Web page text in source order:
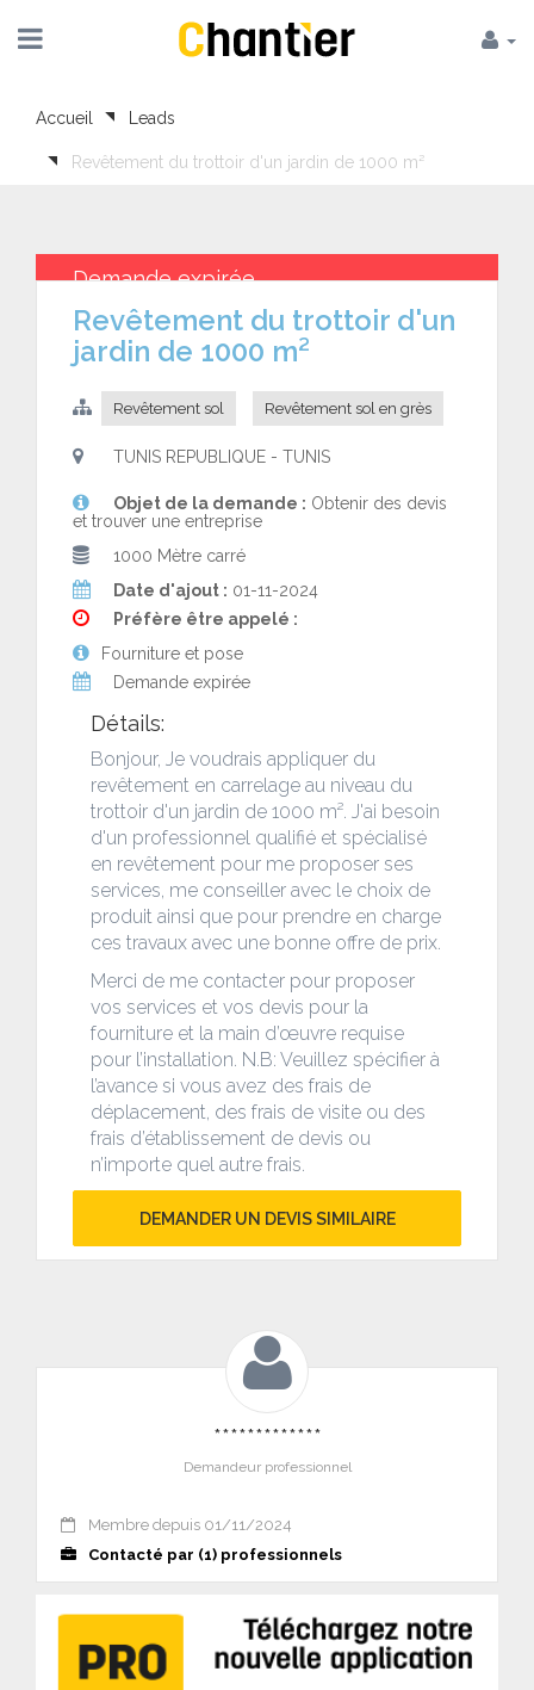
Accueil Leads
Revêtement du trottoir d'un jardin de 1000 m²
Demande expirée
Revêtement du trottoir d'un
jardin de 1000 m²
Revêtement sol Revêtement sol en grès
TUNIS REPUBLIQUE - TUNIS
Objet de la demande : Obtenir des devis
et trouver une entreprise
1000 Mètre carré
Date d'ajout : 01-11-2024
Préfère être appelé :
Fourniture et pose
Demande expirée
Détails:
Bonjour, Je voudrais appliquer du
revêtement en carrelage au niveau du
trottoir d'un jardin de 1000 m². J'ai besoin
d'un professionnel qualifié et spécialisé
en revêtement pour me proposer ses
services, me conseiller avec le choix de
produit ainsi que pour prendre en charge
ces travaux avec une bonne offre de prix.
Merci de me contacter pour proposer
vos services et vos devis pour la
fourniture et la main d’œuvre requise
pour l’installation. N.B: Veuillez spécifier à
l’avance si vous avez des frais de
déplacement, des frais de visite ou des
frais d’établissement de devis ou
n’importe quel autre frais.
DEMANDER UN DEVIS SIMILAIRE
*************
Demandeur professionnel
Membre depuis 01/11/2024
Contacté par (1) professionnels